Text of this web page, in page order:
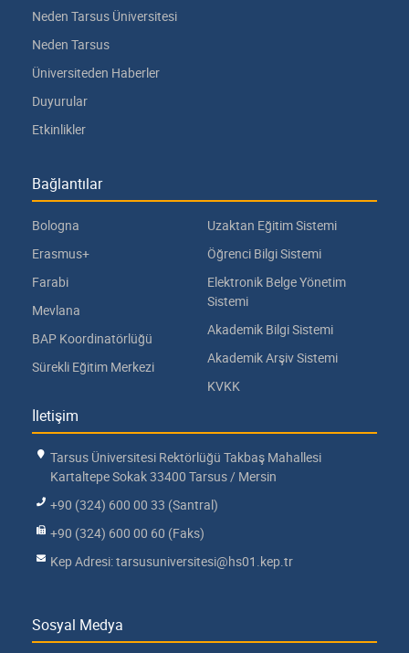
Neden Tarsus Üniversitesi
Neden Tarsus
Üniversiteden Haberler
Duyurular
Etkinlikler
Bağlantılar
Bologna
Erasmus+
Farabi
Mevlana
BAP Koordinatörlüğü
Sürekli Eğitim Merkezi
Uzaktan Eğitim Sistemi
Öğrenci Bilgi Sistemi
Elektronik Belge Yönetim
Sistemi
Akademik Bilgi Sistemi
Akademik Arşiv Sistemi
KVKK
İletişim
Tarsus Üniversitesi Rektörlüğü Takbaş Mahallesi
Kartaltepe Sokak 33400 Tarsus / Mersin
+90 (324) 600 00 33 (Santral)
+90 (324) 600 00 60 (Faks)
Kep Adresi: tarsusuniversitesi@hs01.kep.tr
Sosyal Medya